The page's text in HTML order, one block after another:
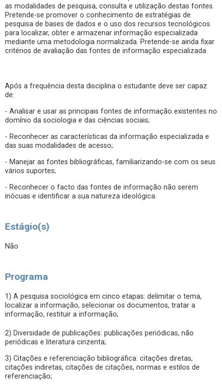
as modalidades de pesquisa, consulta e utilização destas fontes.
Pretende-se promover o conhecimento de estratégias de
pesquisa de bases de dados e o uso dos recursos tecnológicos
para localizar, obter e armazenar informação especializada
mediante uma metodologia normalizada. Pretende-se ainda fixar
critérios de avaliação das fontes de informação especializada
Após a frequência desta disciplina o estudante deve ser capaz
de:
- Analisar e usar as principais fontes de informação existentes no
domínio da sociologia e das ciências sociais;
- Reconhecer as características da informação especializada e
das suas modalidades de acesso;
- Manejar as fontes bibliográficas, familiarizando-se com os seus
vários suportes;
- Reconhecer o facto das fontes de informação não serem
inócuas e identificar a sua natureza ideológica.
Estágio(s)
Não
Programa
1) A pesquisa sociológica em cinco etapas: delimitar o tema,
localizar a informação, selecionar os documentos, tratar a
informação, restituir a informação;
2) Diversidade de publicações: publicações periódicas, não
periódicas e literatura cinzenta;
3) Citações e referenciação bibliográfica: citações diretas,
citações indiretas, citações de citações, normas e estilos de
referenciação;